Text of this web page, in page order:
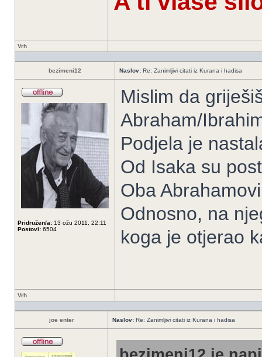
Vrh
bezimeni12 Naslov: Re: Zanimljivi citati iz Kurana i hadisa
Pridružen/a: 13 ožu 2011, 22:11
Postovi: 6504
Mislim da
Abraham/
Podjela je
Od Isaka su
Oba
Odnosno, na
koga je otjerao
Vrh
joe enter Naslov: Re: Zanimljivi citati iz Kurana i hadisa